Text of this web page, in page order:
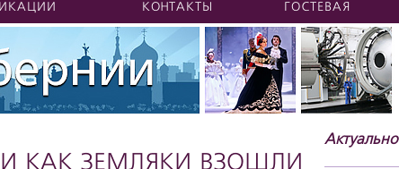
КОНТАКТЫ ГОСТЕВАЯ
КАК ЗЕМЛЯКИ ВЗОШЛИ
Актуально